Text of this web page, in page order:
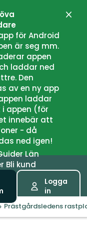
för Android
är seg mm.
appen
laddar ned
Den
av en ny app
laddar
appen (för
innebär att
- då
ned igen!
Län
Bli kund
Logga
in
Prästgårdsledens